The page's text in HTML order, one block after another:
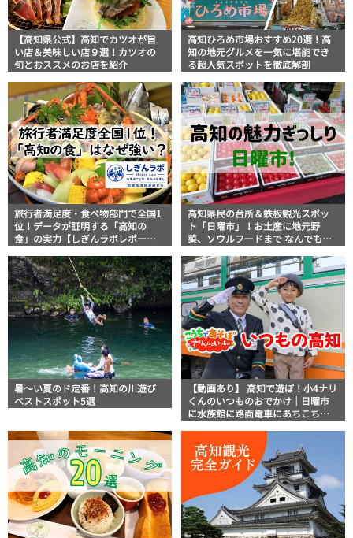
【高知県公式】高知でカツオが旨
い店＆美味しい店９選！カツオの
旬とおススメのお店を紹介
高知ひろめ市場おすすめ20選！高
知の地元グルメを一気に堪能でき
る超人気スポットを徹底解剖
旅行者満足度・食べ物部門で全国1
位！データが証明する「高知の
食」の実力【しぎんラボレポー
高知県民の台所＆鉄板観光スポッ
ト「日曜市」！お土産に地元野
菜、ソウルフードまで なんでもそ
説！
暑～い夏のド定番！高知の川遊び
ベストスポット5選
【動画あり】 高知で遊ぼ！小4ナリ
くんのいつものおでかけ｜日曜市
に水族館に路面電車にあちこち巡